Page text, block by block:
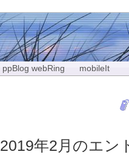
ppBlog webRing mobileIt
2019年2月のエン